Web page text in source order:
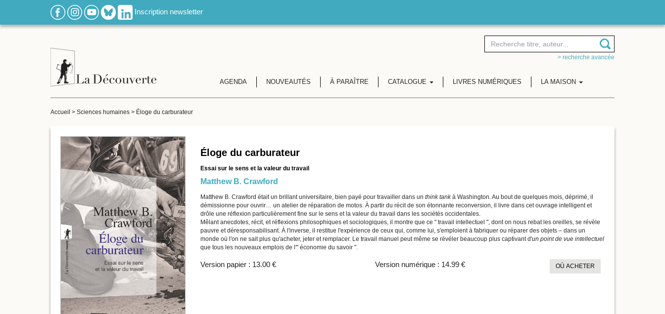
Inscription newsletter
> recherche avancée
AGENDA NOUVEAUTÉS À PARAÎTRE CATALOGUE LIVRES NUMÉRIQUES LA MAISON
Accueil > Sciences humaines > Éloge du carburateur
Éloge du carburateur
Essai sur le sens et la valeur du travail
Matthew B. Crawford
Matthew B. Crawford était un brillant universitaire, bien payé pour travailler dans un think tankà Washington. Au bout de quelques mois, déprimé, il
démissionne pour ouvrir… un atelier de réparation de motos. À partir du récit de son étonnante reconversion, il livre dans cet ouvrage intelligent et
drôle une réflexion particulièrement fine sur le sens et la valeur du travail dans les sociétés occidentales.
Mêlant anecdotes, récit, et réflexions philosophiques et sociologiques, il montre que ce " travail intellectuel ", dont on nous rebat les oreilles, se révèle
pauvre et déresponsabilisant. À l'inverse, il restitue l'expérience de ceux qui, comme lui, s'emploient à fabriquer ou réparer des objets – dans un
monde où l'on ne sait plus qu'acheter, jeter et remplacer. Le travail manuel peut même se révéler beaucoup plus captivant d'un point de vue intellectuel
que tous les nouveaux emplois de l'" économie du savoir ".
Version papier : 13.00 € Version numérique : 14.99 € OÙ ACHETER